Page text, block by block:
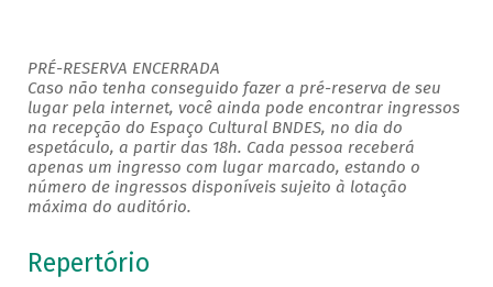
PRÉ-RESERVA ENCERRADA
Caso não tenha conseguido fazer a pré-reserva de seu
lugar pela internet, você ainda pode encontrar ingressos
na recepção do Espaço Cultural BNDES, no dia do
espetáculo, a partir das 18h. Cada pessoa receberá
apenas um ingresso com lugar marcado, estando o
número de ingressos disponíveis sujeito à lotação
máxima do auditório.
Repertório